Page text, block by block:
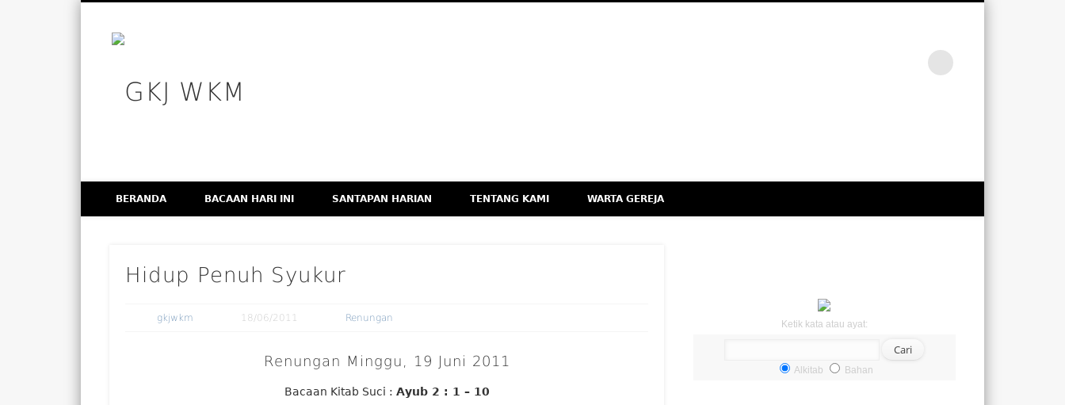
BERANDA BACAAN HARI INI SANTAPAN HARIAN TENTANG KAMI WARTA GEREJA
Hidup Penuh Syukur
gkjwkm 18/06/2011 Renungan
Renungan Minggu, 19 Juni 2011
Bacaan Kitab Suci : Ayub 2 : 1 – 10
Ketik kata atau ayat:
Alkitab Bahan